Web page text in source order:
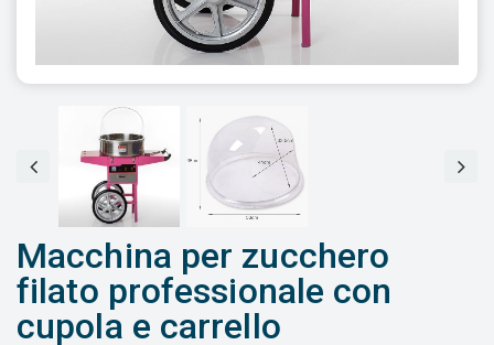
Macchina per zucchero
filato professionale con
cupola e carrello